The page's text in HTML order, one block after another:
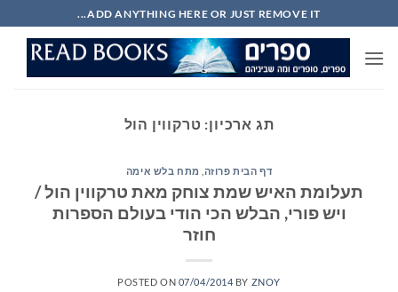
to
content
ADD ANYTHING HERE OR JUST REMOVE IT...
תג ארכיון: טרקווין הול
דף הבית פרוזה מתח בלש אימה
תעלומת האיש שמת צוחק מאת טרקווין הול /
ויש פורי, הבלש הכי הודי בעולם הספרות
חוזר
POSTED ON 07/04/2014 BY ZNOY